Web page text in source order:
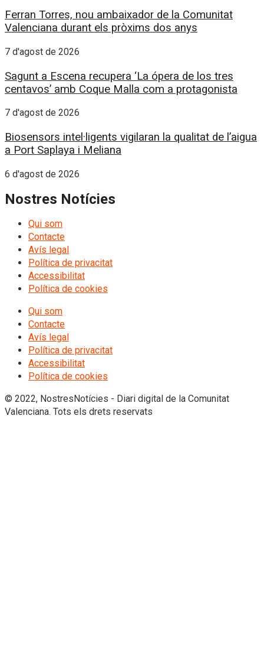
Ferran Torres, nou ambaixador de la Comunitat
Valenciana durant els pròxims dos anys
7 d'agost de 2026
Sagunt a Escena recupera ‘La ópera de los tres
centavos’ amb Coque Malla com a protagonista
7 d'agost de 2026
Biosensors intel·ligents vigilaran la qualitat de l’aigua
a Port Saplaya i Meliana
6 d'agost de 2026
Nostres Notícies
Qui som
Contacte
Avís legal
Política de privacitat
Accessibilitat
Política de cookies
Qui som
Contacte
Avís legal
Política de privacitat
Accessibilitat
Política de cookies
© 2022, NostresNotícies - Diari digital de la Comunitat
Valenciana. Tots els drets reservats